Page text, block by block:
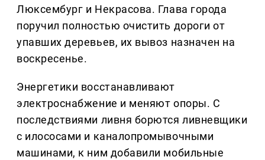
Люксембург и Некрасова. Глава города
поручил полностью очистить дороги от
упавших деревьев, их вывоз назначен на
воскресенье.
Энергетики восстанавливают
электроснабжение и меняют опоры. С
последствиями ливня борются ливневщики
с илососами и каналопромывочными
машинами, к ним добавили мобильные